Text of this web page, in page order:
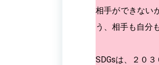
相手ができない
う、相手も自分
SDGsは、２０